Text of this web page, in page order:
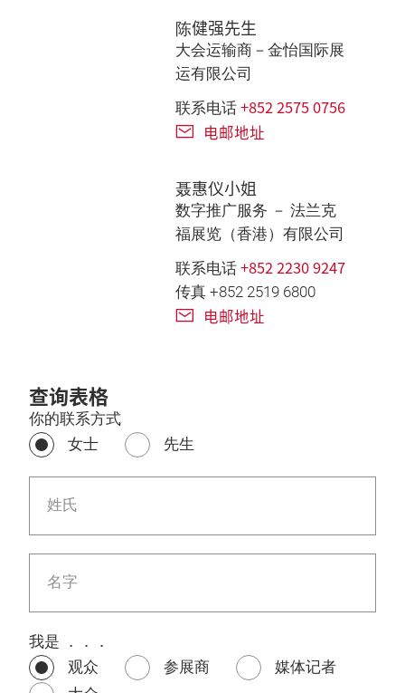
陈健强先生
大会运输商－金怡国际展
运有限公司
联系电话 +852 2575 0756
电邮地址
聂惠仪小姐
数字推广服务 － 法兰克
福展览（香港）有限公司
联系电话 +852 2230 9247
传真 +852 2519 6800
电邮地址
查询表格
你的联系方式
女士
先生
姓氏
名字
我是 ．．．
观众
参展商
媒体记者